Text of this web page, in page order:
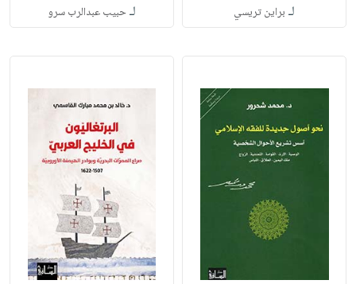
لـ براين تريسي لـحبيب عبدالرب سرو